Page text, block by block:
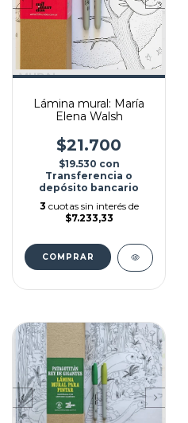
Lámina mural: María
Elena Walsh
$21.700
$19.530 con
Transferencia o
depósito bancario
3 cuotas sin interés de
$7.233,33